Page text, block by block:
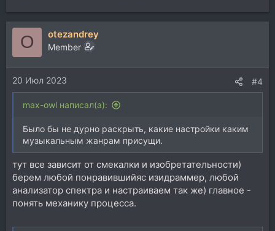
O otezandrey
Member
20 Июл 2023 #4
max-owl написал(а):
Было бы не дурно раскрыть, какие настройки каким
музыкальным жанрам присущи.
тут все зависит от смекалки и изобретательности)
берем любой понравившийяс изидраммер, любой
анализатор спектра и настраиваем так же) главное -
понять механику процесса.